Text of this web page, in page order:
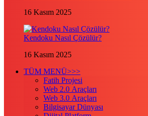
16 Kasım 2025
Kendoku Nasıl Çözülür?
16 Kasım 2025
TÜM MENÜ>>>
Fatih Projesi
Web 2.0 Araçları
Web 3.0 Araçları
Bilgisayar Dünyası